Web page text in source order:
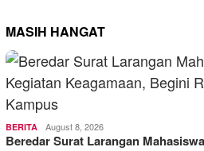
MASIH HANGAT
BERITA August 8, 2026
Beredar Surat Larangan